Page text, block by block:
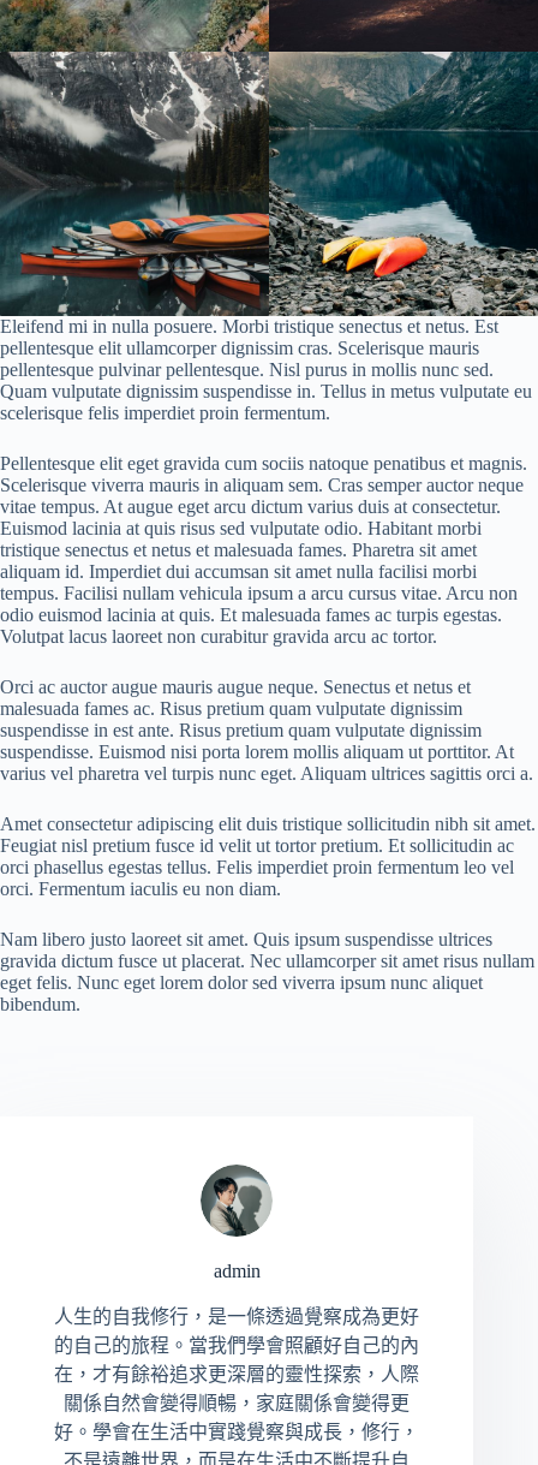
Eleifend mi in nulla posuere. Morbi tristique senectus et netus. Est
pellentesque elit ullamcorper dignissim cras. Scelerisque mauris
pellentesque pulvinar pellentesque. Nisl purus in mollis nunc sed.
Quam vulputate dignissim suspendisse in. Tellus in metus vulputate eu
scelerisque felis imperdiet proin fermentum.
Pellentesque elit eget gravida cum sociis natoque penatibus et magnis.
Scelerisque viverra mauris in aliquam sem. Cras semper auctor neque
vitae tempus. At augue eget arcu dictum varius duis at consectetur.
Euismod lacinia at quis risus sed vulputate odio. Habitant morbi
tristique senectus et netus et malesuada fames. Pharetra sit amet
aliquam id. Imperdiet dui accumsan sit amet nulla facilisi morbi
tempus. Facilisi nullam vehicula ipsum a arcu cursus vitae. Arcu non
odio euismod lacinia at quis. Et malesuada fames ac turpis egestas.
Volutpat lacus laoreet non curabitur gravida arcu ac tortor.
Orci ac auctor augue mauris augue neque. Senectus et netus et
malesuada fames ac. Risus pretium quam vulputate dignissim
suspendisse in est ante. Risus pretium quam vulputate dignissim
suspendisse. Euismod nisi porta lorem mollis aliquam ut porttitor. At
varius vel pharetra vel turpis nunc eget. Aliquam ultrices sagittis orci a.
Amet consectetur adipiscing elit duis tristique sollicitudin nibh sit amet.
Feugiat nisl pretium fusce id velit ut tortor pretium. Et sollicitudin ac
orci phasellus egestas tellus. Felis imperdiet proin fermentum leo vel
orci. Fermentum iaculis eu non diam.
Nam libero justo laoreet sit amet. Quis ipsum suspendisse ultrices
gravida dictum fusce ut placerat. Nec ullamcorper sit amet risus nullam
eget felis. Nunc eget lorem dolor sed viverra ipsum nunc aliquet
bibendum.
admin
人生的自我修行，是一條透過覺察成為更好
的自己的旅程。當我們學會照顧好自己的內
在，才有餘裕追求更深層的靈性探索，人際
關係自然會變得順暢，家庭關係會變得更
好。學會在生活中實踐覺察與成長，修行，